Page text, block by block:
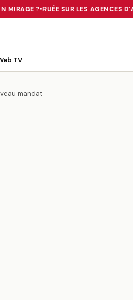
?• RUÉE SUR LES AGENCES
?•RUÉE SUR LES AGENCES
TV
mandat